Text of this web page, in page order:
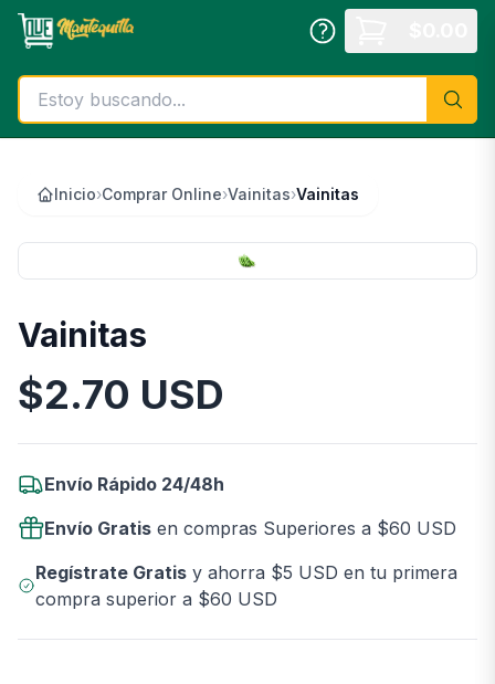
Saltar al contenido principal
Inicio›Comprar Online›Vainitas›Vainitas
Vainitas
Información del Producto
$2.70 USD
Envío Rápido 24/48h
Envío Gratis en compras Superiores a $60 USD
Regístrate Gratisy ahorra $5 USD en tu primera
compra superior a $60 USD